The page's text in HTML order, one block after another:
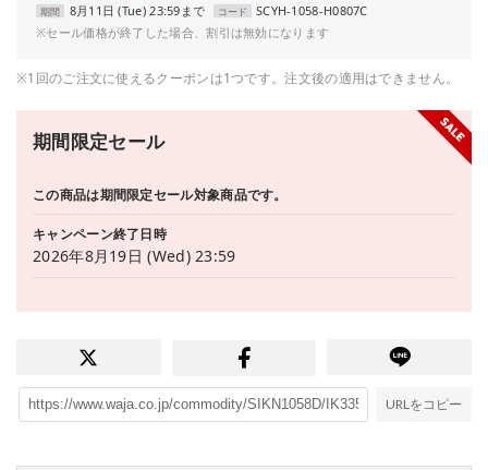
期間 8月11日 (Tue) 23:59まで コード
SCYH-1058-H0807C
※セール価格が終了した場合、割引は無効になります
※1回のご注文に使えるクーポンは1つです。注文後の適用はできません。
期間限定セール
この商品は期間限定セール対象商品です。
キャンペーン終了日時
2026年8月19日 (Wed) 23:59
URLをコピー